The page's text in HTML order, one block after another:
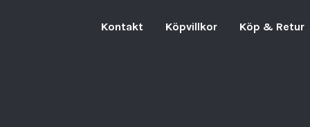
Kontakt Köpvillkor Köp & Retur